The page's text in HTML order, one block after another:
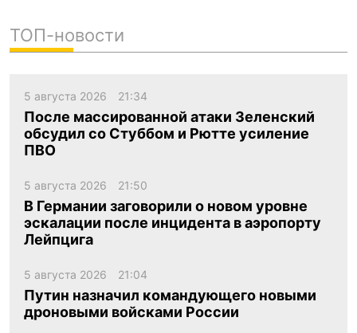
ТОП-новости
5 августа 2026 21:34
После массированной атаки Зеленский
обсудил со Стуббом и Рютте усиление
ПВО
5 августа 2026 21:50
В Германии заговорили о новом уровне
эскалации после инцидента в аэропорту
Лейпцига
5 августа 2026 21:04
Путин назначил командующего новыми
дроновыми войсками России